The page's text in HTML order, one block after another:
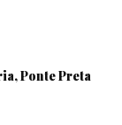
Ponte Preta